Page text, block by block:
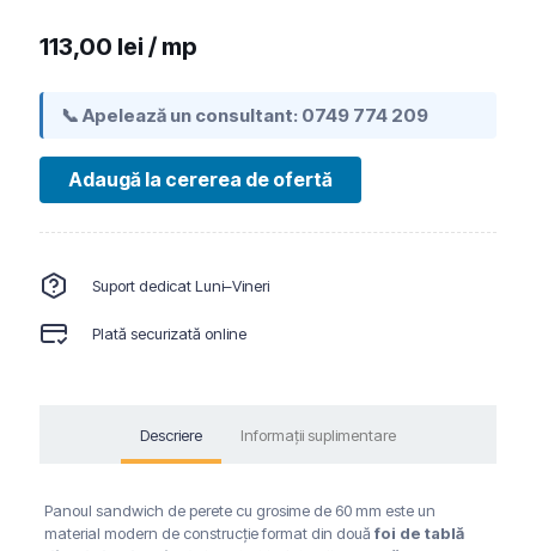
113,00 lei / mp
📞 Apelează un consultant: 0749 774 209
Adaugă la cererea de ofertă
Suport dedicat Luni–Vineri
Plată securizată online
Descriere Informații suplimentare
Panoul sandwich de perete cu grosime de 60 mm este un
material modern de construcție format din două foi de tablă